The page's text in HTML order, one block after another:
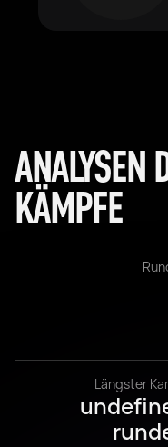
ANALYSEN
KÄMPFE
Längster